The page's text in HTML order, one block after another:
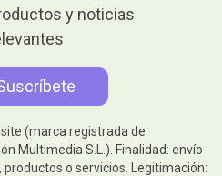
y noticias
(marca registrada de
Multimedia S.L.). Finalidad: envío
o servicios. Legitimación: